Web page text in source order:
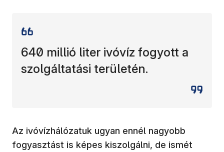
640 millió liter ivóvíz fogyott a
szolgáltatási területén.
Az ivóvízhálózatuk ugyan ennél nagyobb
fogyasztást is képes kiszolgálni, de ismét